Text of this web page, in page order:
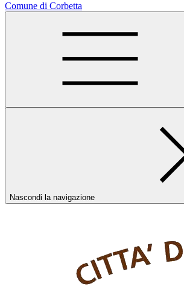
Comune di Corbetta
Nascondi la navigazione